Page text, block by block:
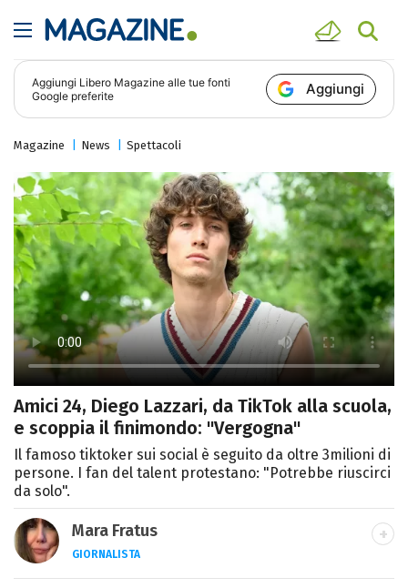
Aggiungi Libero Magazine alle tue fonti
Google preferite
Aggiungi
Magazine News Spettacoli
Amici 24, Diego Lazzari, da TikTok alla scuola,
e scoppia il finimondo: "Vergogna"
Il famoso tiktoker sui social è seguito da oltre 3milioni di
persone. I fan del talent protestano: "Potrebbe riuscirci
da solo".
Mara Fratus
GIORNALISTA
Nella mia vita non possono mancare, il